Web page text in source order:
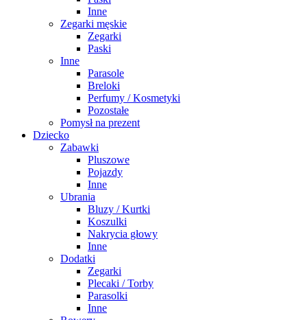
Inne
Zegarki męskie
Zegarki
Paski
Inne
Parasole
Breloki
Perfumy / Kosmetyki
Pozostałe
Pomysł na prezent
Dziecko
Zabawki
Pluszowe
Pojazdy
Inne
Ubrania
Bluzy / Kurtki
Koszulki
Nakrycia głowy
Inne
Dodatki
Zegarki
Plecaki / Torby
Parasolki
Inne